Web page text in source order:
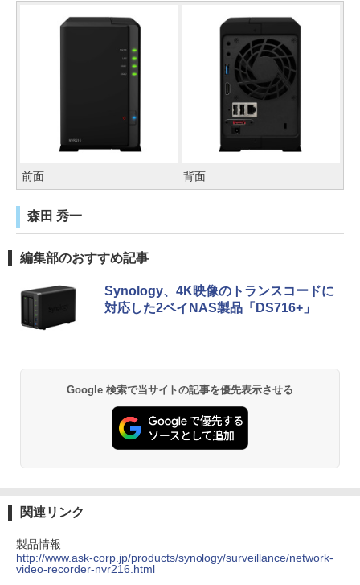
前面 背面
森田 秀一
編集部のおすすめ記事
Synology、4K映像のトランスコードに
対応した2ベイNAS製品「DS716+」
Google 検索で当サイトの記事を優先表示させる
関連リンク
製品情報
http://www.ask-corp.jp/products/synology/surveillance/network-
video-recorder-nvr216.html